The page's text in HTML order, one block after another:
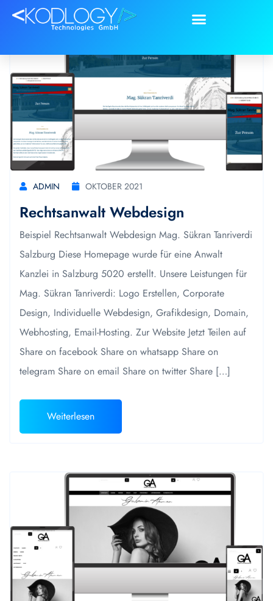
ADMIN OKTOBER 2021
Rechtsanwalt Webdesign
Beispiel Rechtsanwalt Webdesign Mag. Sükran Tanriverdi
Salzburg Diese Homepage wurde für eine Anwalt
Kanzlei in Salzburg 5020 erstellt. Unsere Leistungen für
Mag. Sükran Tanriverdi: Logo Erstellen, Corporate
Design, Individuelle Webdesign, Grafikdesign, Domain,
Webhosting, Email-Hosting. Zur Website Jetzt Teilen auf
Share on facebook Share on whatsapp Share on
telegram Share on email Share on twitter Share […]
Weiterlesen